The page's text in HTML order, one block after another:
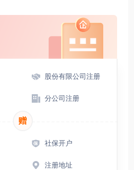
股份有限公司注册
分公司注册
赠
社保开户
注册地址